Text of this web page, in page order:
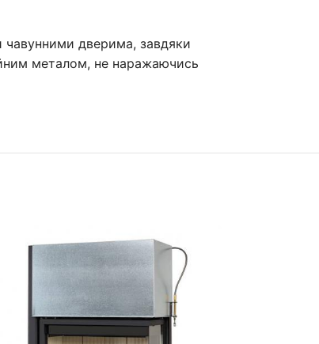
чавунними дверима, завдяки
металом, не наражаючись